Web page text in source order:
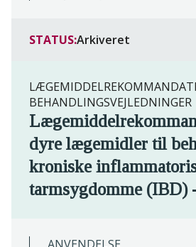
STATUS:Arkiveret
BEHANDLINGSVEJLEDNINGER
dyre lægemidler til
kroniske
tarmsygdomme (IBD)